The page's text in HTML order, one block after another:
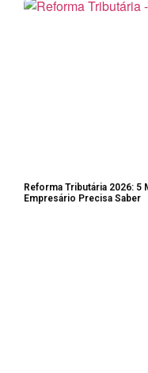
Reforma Tributária 2026: 5
Empresário Precisa Saber